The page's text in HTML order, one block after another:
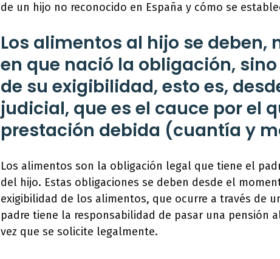
de un hijo no reconocido en España y cómo se
Los alimentos al hijo se deben,
en que nació la obligación,
de su exigibilidad, esto es,
judicial, que es el cauce por el
prestación debida (cuantía y
Los alimentos son la obligación legal que tiene el
del hijo. Estas obligaciones se deben desde el
exigibilidad de los alimentos, que ocurre a través de
padre tiene la responsabilidad de pasar una pensión
vez que se solicite legalmente.